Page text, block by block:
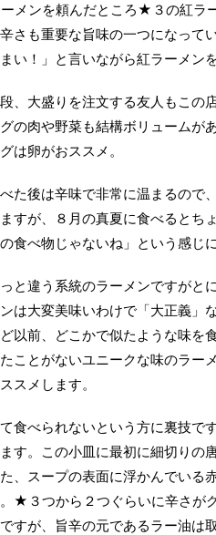
メンを頼んだところ★３の紅ラ
さも重要な旨味の一つになって
い！」と言いながら紅ラーメン
、大盛りを注文する友人もこの
の肉や野菜も結構ボリュームが
は卵がおススメ。
た後は辛味で非常に温まるので
すが、８月の真夏に食べるとち
食べ物じゃないね」という感じ
と違う系統のラーメンですがと
は大変美味いわけで「大正義」
以前、どこかで似たような味を
ことがないユニークな味のラー
スメします。
食べられないという方に裏技で
す。この小皿に最初に細切りの
、スープの表面に浮かんでいる
★３つから２つぐらいに辛さが
すが、旨辛の元であるラー油は